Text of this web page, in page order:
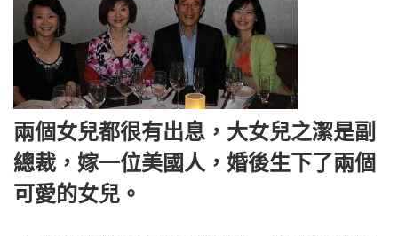
兩個女兒都很有出息，大女兒之潔是副
總裁，嫁一位美國人，婚後生下了兩個
可愛的女兒。